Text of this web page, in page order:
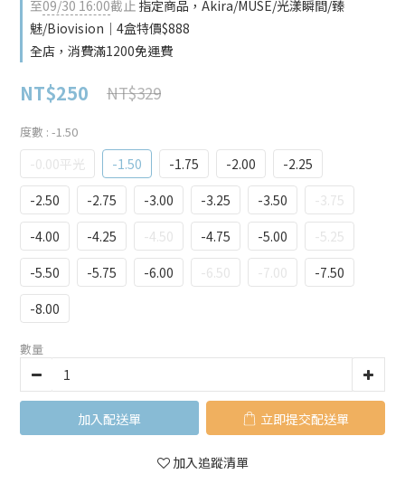
至09/30 16:00截止 指定商品，Akira/MUSE/光漾瞬間/臻
魅/Biovision｜4盒特價$888
全店，消費滿1200免運費
NT$250 NT$329
度數 : -1.50
-0.00平光 -1.50 -1.75 -2.00
-2.25
-2.50
-2.75 -3.00 -3.25 -3.50
-3.75
-4.00
-4.25 -4.50 -4.75 -5.00
-5.25
-5.50
-5.75 -6.00 -6.50 -7.00
-7.50
-8.00
數量
加入購物車 立即購買
加入追蹤清單